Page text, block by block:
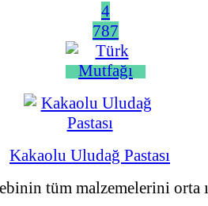
4
787
Kakaolu Uludağ Pastası
tüm malzemelerini orta